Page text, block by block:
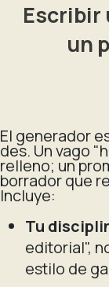
Escribir
un
El generador
des. Un vago
relleno; un
borrador que
Incluye:
Tu
editorial",
estilo de